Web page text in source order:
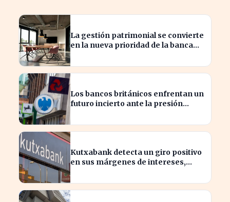
La gestión patrimonial se convierte
en la nueva prioridad de la banca
Los bancos británicos enfrentan un
futuro incierto ante la presión
Kutxabank detecta un giro positivo
en sus márgenes de intereses,